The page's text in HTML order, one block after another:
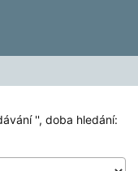
'', doba hledání: